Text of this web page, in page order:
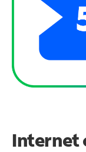
Internet